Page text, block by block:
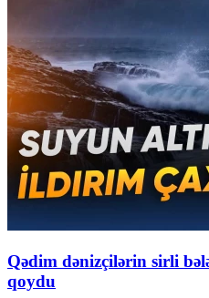
Qədim dənizçilərin sirli
qoydu